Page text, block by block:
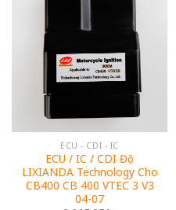
ECU - CDI - IC
ECU / IC / CDI Độ
LIXIANDA Technology Cho
CB400 CB 400 VTEC 3 V3
04-07